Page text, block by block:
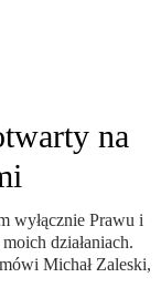
na
wyłącznie Prawu i
działaniach.
Michał Zaleski,